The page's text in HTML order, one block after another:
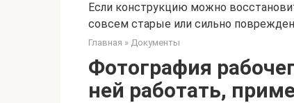
Если конструкцию можно
совсем старые или сильно
Главная » Документы
Фотография
ней работать,